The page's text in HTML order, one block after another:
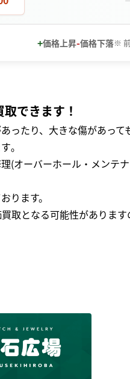
+価格上昇-価格下落※
できます！
ったり、大きな傷があって
｡
(オーバーホール・メン
ります。
取となる可能性がありま